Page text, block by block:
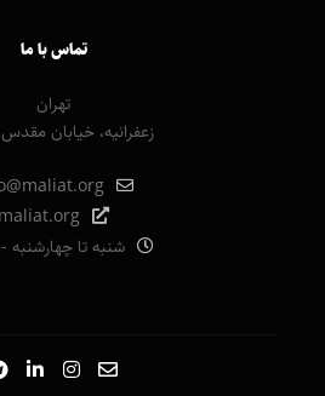
تماس با ما
تهران
زعفرانیه، خیابان مقدس
maliat.org
شنبه تا چهارشنبه - 9 تا 18